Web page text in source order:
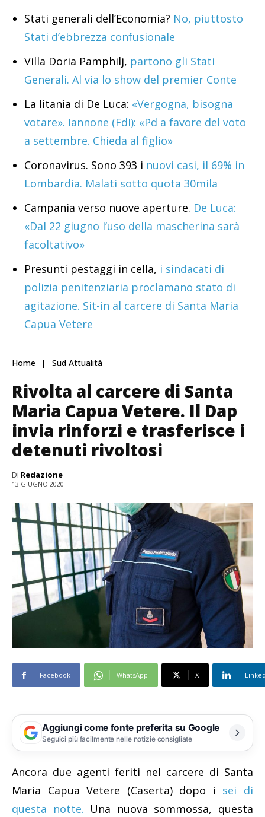
Stati generali dell’Economia? No, piuttosto
Stati d’ebbrezza confusionale
Villa Doria Pamphilj, partono gli Stati
Generali. Al via lo show del premier Conte
La litania di De Luca: «Vergogna, bisogna
votare». Iannone (FdI): «Pd a favore del voto
a settembre. Chieda al figlio»
Coronavirus. Sono 393 i nuovi casi, il 69% in
Lombardia. Malati sotto quota 30mila
Campania verso nuove aperture. De Luca:
«Dal 22 giugno l’uso della mascherina sarà
facoltativo»
Presunti pestaggi in cella, i sindacati di
polizia penitenziaria proclamano stato di
agitazione. Sit-in al carcere di Santa Maria
Capua Vetere
Home Sud Attualità
Rivolta al carcere di Santa
Maria Capua Vetere. Il Dap
invia rinforzi e trasferisce i
detenuti rivoltosi
Di Redazione
13 GIUGNO 2020
Facebook WhatsApp X
Aggiungi come fonte preferita su Google
Seguici più facilmente nelle notizie consigliate
Ancora due agenti feriti nel carcere di Santa
Maria Capua Vetere (Caserta) dopo i sei di
questa notte. Una nuova sommossa, questa